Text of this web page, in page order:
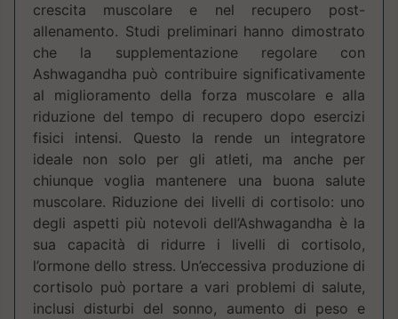
crescita muscolare e nel recupero post-
allenamento. Studi preliminari hanno dimostrato
che la supplementazione regolare con
Ashwagandha può contribuire significativamente
al miglioramento della forza muscolare e alla
riduzione del tempo di recupero dopo esercizi
fisici intensi. Questo la rende un integratore
ideale non solo per gli atleti, ma anche per
chiunque voglia mantenere una buona salute
muscolare. Riduzione dei livelli di cortisolo: uno
degli aspetti più notevoli dell’Ashwagandha è la
sua capacità di ridurre i livelli di cortisolo,
l’ormone dello stress. Un’eccessiva produzione di
cortisolo può portare a vari problemi di salute,
inclusi disturbi del sonno, aumento di peso e